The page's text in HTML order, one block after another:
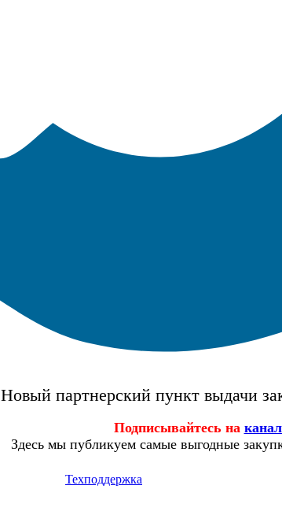
Новый партнерский пункт выдачи
Подписывайтесь на
Здесь мы публикуем самые выгодные
Техподдержка